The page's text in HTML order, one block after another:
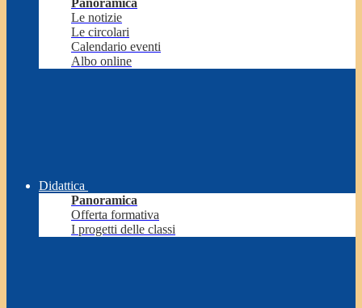
Panoramica
Le notizie
Le circolari
Calendario eventi
Albo online
Didattica
Panoramica
Offerta formativa
I progetti delle classi